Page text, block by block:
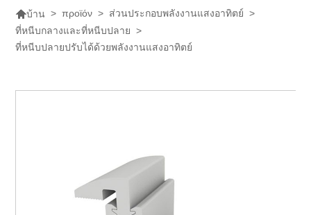
บ้าน > προϊόν > ส่วนประกอบพลังงานแสงอาทิตย์ >
ที่หนีบกลางและที่หนีบปลาย >
ที่หนีบปลายปรับได้ด้วยพลังงานแสงอาทิตย์